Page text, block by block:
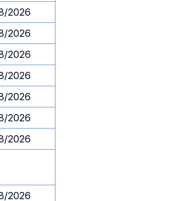
2026
2026
2026
2026
2026
2026
2026
2026